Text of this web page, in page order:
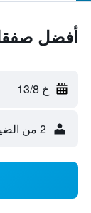
أفضل
خ 13/8
2 من الضيوف، غرفة واحدة